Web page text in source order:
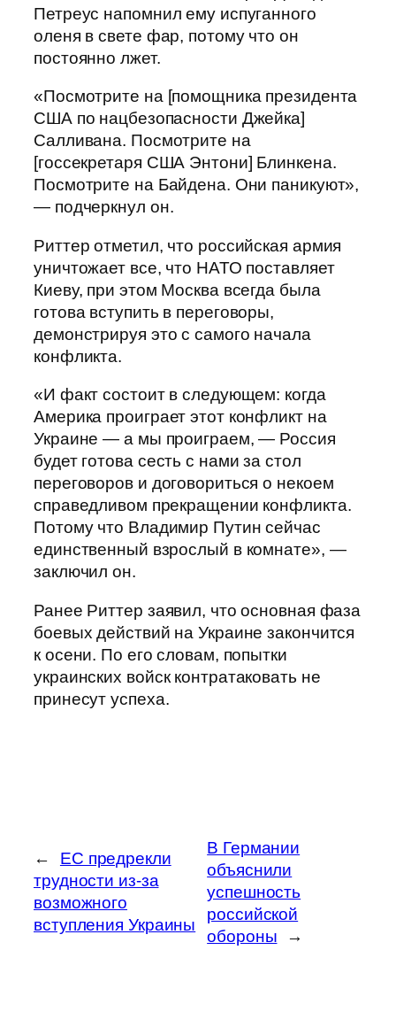
Петреус напомнил ему испуганного
оленя в свете фар, потому что он
постоянно лжет.
«Посмотрите на [помощника президента
США по нацбезопасности Джейка]
Салливана. Посмотрите на
[госсекретаря США Энтони] Блинкена.
Посмотрите на Байдена. Они паникуют»,
— подчеркнул он.
Риттер отметил, что российская армия
уничтожает все, что НАТО поставляет
Киеву, при этом Москва всегда была
готова вступить в переговоры,
демонстрируя это с самого начала
конфликта.
«И факт состоит в следующем: когда
Америка проиграет этот конфликт на
Украине — а мы проиграем, — Россия
будет готова сесть с нами за стол
переговоров и договориться о некоем
справедливом прекращении конфликта.
Потому что Владимир Путин сейчас
единственный взрослый в комнате», —
заключил он.
Ранее Риттер заявил, что основная фаза
боевых действий на Украине закончится
к осени. По его словам, попытки
украинских войск контратаковать не
принесут успеха.
←
ЕС предрекли
трудности из-за
возможного
вступления Украины
В Германии
объяснили
успешность
российской
обороны
→